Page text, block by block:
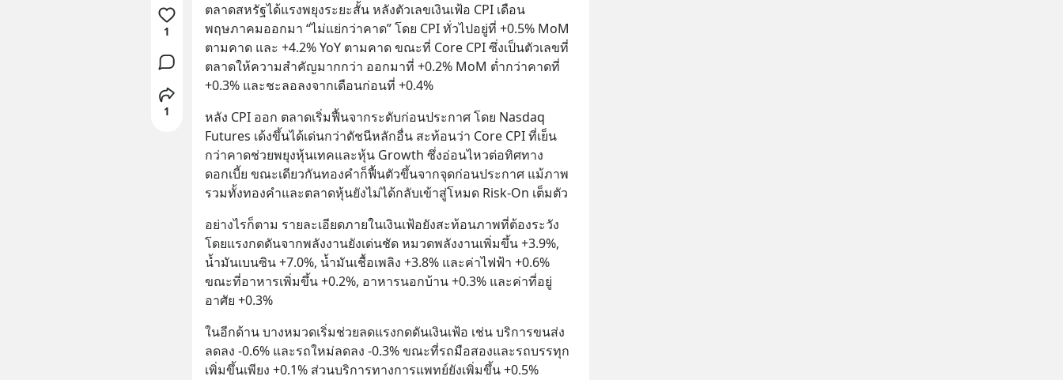
ตลาดสหรัฐได้แรงพยุงระยะสั้น หลังตัวเลขเงินเฟ้อ CPI เดือน
พฤษภาคมออกมา “ไม่แย่กว่าคาด” โดย CPI ทั่วไปอยู่ที่ +0.5% MoM
ตามคาด และ +4.2% YoY ตามคาด ขณะที่ Core CPI ซึ่งเป็นตัวเลขที่
ตลาดให้ความสำคัญมากกว่า ออกมาที่ +0.2% MoM ต่ำกว่าคาดที่
+0.3% และชะลอลงจากเดือนก่อนที่ +0.4%
หลัง CPI ออก ตลาดเริ่มฟื้นจากระดับก่อนประกาศ โดย Nasdaq
Futures เด้งขึ้นได้เด่นกว่าดัชนีหลักอื่น สะท้อนว่า Core CPI ที่เย็น
กว่าคาดช่วยพยุงหุ้นเทคและหุ้น Growth ซึ่งอ่อนไหวต่อทิศทาง
ดอกเบี้ย ขณะเดียวกันทองคำก็ฟื้นตัวขึ้นจากจุดก่อนประกาศ แม้ภาพ
รวมทั้งทองคำและตลาดหุ้นยังไม่ได้กลับเข้าสู่โหมด Risk-On เต็มตัว
อย่างไรก็ตาม รายละเอียดภายในเงินเฟ้อยังสะท้อนภาพที่ต้องระวัง
โดยแรงกดดันจากพลังงานยังเด่นชัด หมวดพลังงานเพิ่มขึ้น +3.9%,
น้ำมันเบนซิน +7.0%, น้ำมันเชื้อเพลิง +3.8% และค่าไฟฟ้า +0.6%
ขณะที่อาหารเพิ่มขึ้น +0.2%, อาหารนอกบ้าน +0.3% และค่าที่อยู่
อาศัย +0.3%
ในอีกด้าน บางหมวดเริ่มช่วยลดแรงกดดันเงินเฟ้อ เช่น บริการขนส่ง
ลดลง -0.6% และรถใหม่ลดลง -0.3% ขณะที่รถมือสองและรถบรรทุก
เพิ่มขึ้นเพียง +0.1% ส่วนบริการทางการแพทย์ยังเพิ่มขึ้น +0.5%
1
1